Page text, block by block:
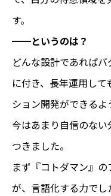
す。
━━というのは？
どんな設計であれば
に付き、長年運用し
ション開発ができる
今はあまり自信のな
つきました。
まず『コトダマン』
が、言語化する力で